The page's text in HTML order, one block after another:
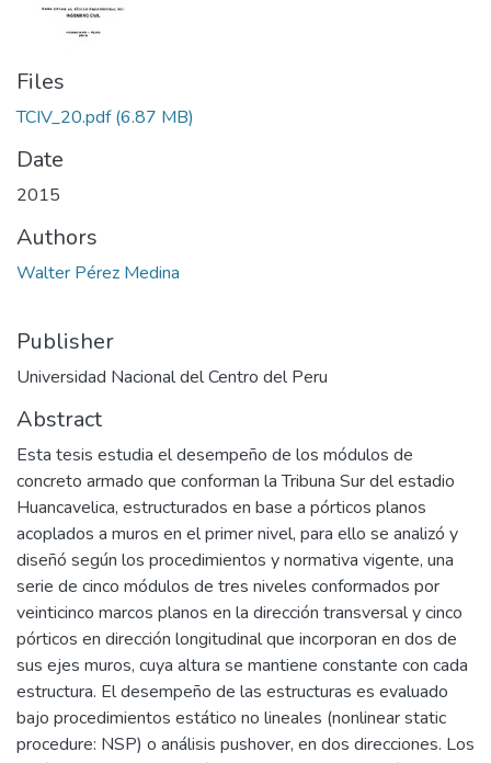
Files
TCIV_20.pdf(6.87 MB)
Date
2015
Authors
Walter Pérez Medina
Publisher
Universidad Nacional del Centro del Peru
Abstract
Esta tesis estudia el desempeño de los módulos de
concreto armado que conforman la Tribuna Sur del estadio
Huancavelica, estructurados en base a pórticos planos
acoplados a muros en el primer nivel, para ello se analizó y
diseñó según los procedimientos y normativa vigente, una
serie de cinco módulos de tres niveles conformados por
veinticinco marcos planos en la dirección transversal y cinco
pórticos en dirección longitudinal que incorporan en dos de
sus ejes muros, cuya altura se mantiene constante con cada
estructura. El desempeño de las estructuras es evaluado
bajo procedimientos estático no lineales (nonlinear static
procedure: NSP) o análisis pushover, en dos direcciones. Los